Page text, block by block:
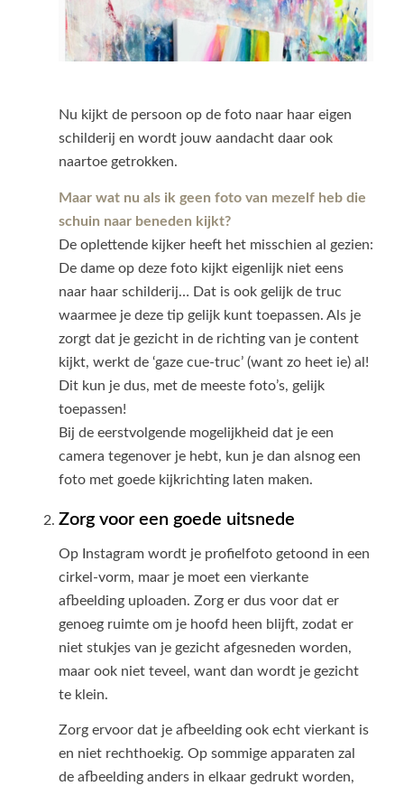
Nu kijkt de persoon op de foto naar haar eigen
schilderij en wordt jouw aandacht daar ook
naartoe getrokken.
Maar wat nu als ik geen foto van mezelf heb die
schuin naar beneden kijkt?
De oplettende kijker heeft het misschien al gezien:
De dame op deze foto kijkt eigenlijk niet eens
naar haar schilderij… Dat is ook gelijk de truc
waarmee je deze tip gelijk kunt toepassen. Als je
zorgt dat je gezicht in de richting van je content
kijkt, werkt de ‘gaze cue-truc’ (want zo heet ie) al!
Dit kun je dus, met de meeste foto’s, gelijk
toepassen!
Bij de eerstvolgende mogelijkheid dat je een
camera tegenover je hebt, kun je dan alsnog een
foto met goede kijkrichting laten maken.
Zorg voor een goede uitsnede
Op Instagram wordt je profielfoto getoond in een
cirkel-vorm, maar je moet een vierkante
afbeelding uploaden. Zorg er dus voor dat er
genoeg ruimte om je hoofd heen blijft, zodat er
niet stukjes van je gezicht afgesneden worden,
maar ook niet teveel, want dan wordt je gezicht
te klein.
Zorg ervoor dat je afbeelding ook echt vierkant is
en niet rechthoekig. Op sommige apparaten zal
de afbeelding anders in elkaar gedrukt worden,